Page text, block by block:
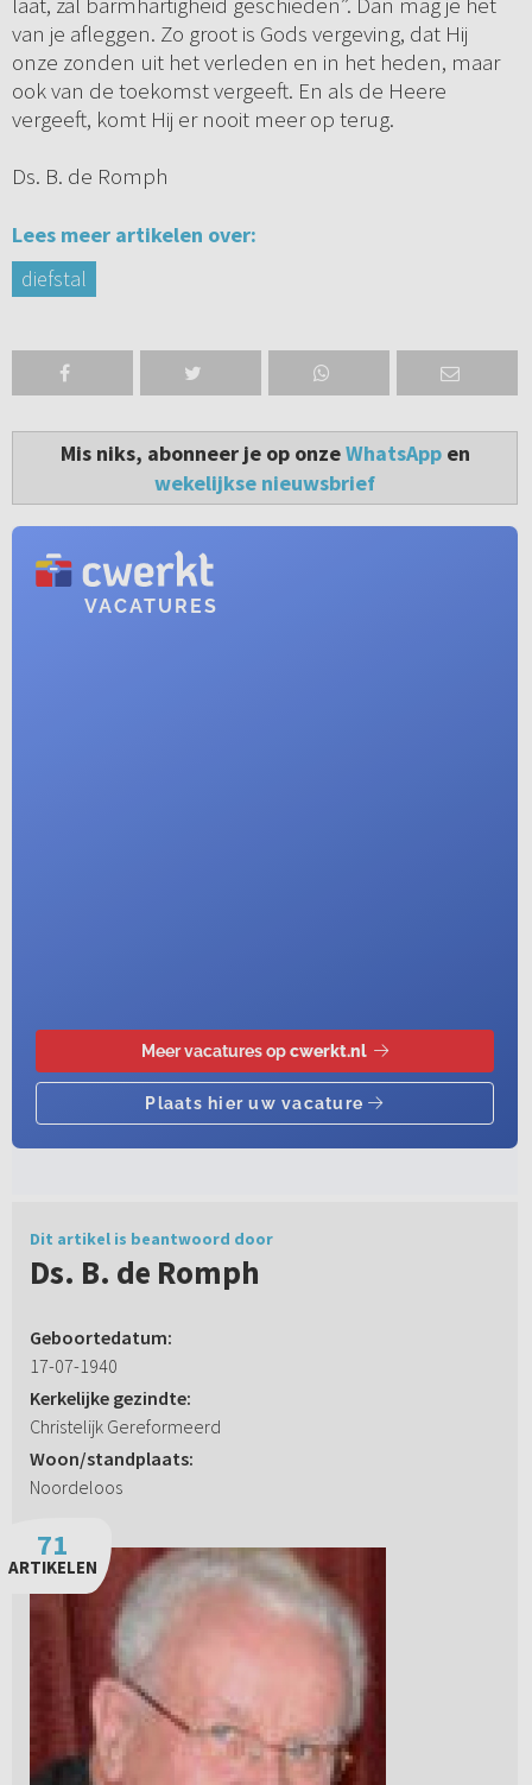
van je afleggen. Zo groot is Gods vergeving, dat Hij
onze zonden uit het verleden en in het heden, maar
ook van de toekomst vergeeft. En als de Heere
vergeeft, komt Hij er nooit meer op terug.
Ds. B. de Romph
Lees meer artikelen over:
diefstal
Mis niks, abonneer je op onzeWhatsAppen
wekelijkse nieuwsbrief
Dit artikel is beantwoord door
Ds. B. de Romph
Geboortedatum:
17-07-1940
Kerkelijke gezindte:
Christelijk Gereformeerd
Woon/standplaats:
Noordeloos
71
ARTIKELEN